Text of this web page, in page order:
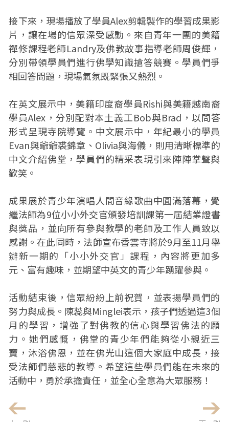
接下來，現場播放了學員Alex剪輯製作的學習成果影
片，讓在場的信眾深受感動。來自青年一團的美籍
禪修課程老師Landry及佛教故事指導老師周俊輝，
分別帶領學員們進行佛學知識搶答競賽。學員們爭
相回答問題，現場氣氛既緊張又熱烈。
在英文展示中，美籍印度裔學員Rishi與美籍越南裔
學員Alex，分別配對本土義工Bob與Brad，以問答
形式呈現寺院導覽。中文展示中，年紀最小的學員
Evan與爺爺裘錦章、Olivia與海儀，則用清晰標準的
中文介紹佛堂，學員們的精采表現引來陣陣掌聲與
歡笑。
成果展於青少年演唱人間音緣歌曲中圓滿落幕，覺
繼法師為9位小小外交官頒發培訓課第一屆結業證書
與獎品，並向所有參與教學的老師及工作人員致以
感謝。在此同時，法師宣布香雲寺將於9月至11月舉
辦新一期的「小小外交官」課程，內容將更加多
元、富有趣味，並期望中英文的青少年踴躍參與。
活動結束後，信眾紛紛上前祝賀，並表揚學員們的
努力與成長。陳蕊與Minglei表示，孩子們透過這3個
月的學習，增強了對佛教的信心與學習佛法的願
力。她們感慨，佛堂的青少年們能夠從小親近三
寶，沐浴佛恩，並在佛光山這個大家庭中成長，接
受法師們慈悲的教導。希望這些學員們能在未來的
活動中，勇於承擔責任，並全心全意為大眾服務！